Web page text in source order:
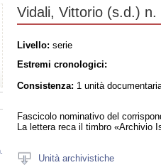
Vidali, Vittorio (s.d.) n.
Livello: serie
Estremi cronologici:
Consistenza: 1 unità
Fascicolo nominativo del
La lettera reca il timbro «Archivio
Unità archivistiche